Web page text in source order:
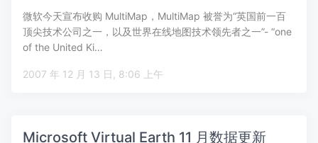
微软今天宣布收购 MultiMap，MultiMap 被誉为“英国前一百
顶尖技术公司之一，以及世界在线地图技术领先者之一”- “one
of the United Ki…
2007 年 12 月 13 日, 8:06 上午
Microsoft Virtual Earth 11 月数据更新